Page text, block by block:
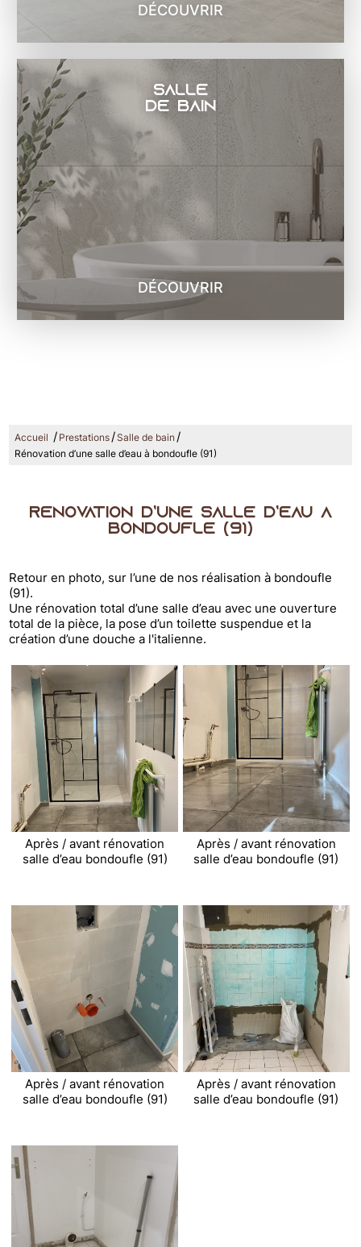
DÉCOUVRIR
salle
de bain
DÉCOUVRIR
Accueil / Prestations /Salle de bain /
Rénovation d’une salle d’eau à bondoufle (91)
Rénovation d’une salle d’eau à
bondoufle (91)
Retour en photo, sur l’une de nos réalisation à bondoufle
(91).
Une rénovation total d’une salle d’eau avec une ouverture
total de la pièce, la pose d’un toilette suspendue et la
création d’une douche a l'italienne.
Après / avant rénovation
salle d’eau bondoufle (91)
Après / avant rénovation
salle d’eau bondoufle (91)
Après / avant rénovation
salle d’eau bondoufle (91)
Après / avant rénovation
salle d’eau bondoufle (91)